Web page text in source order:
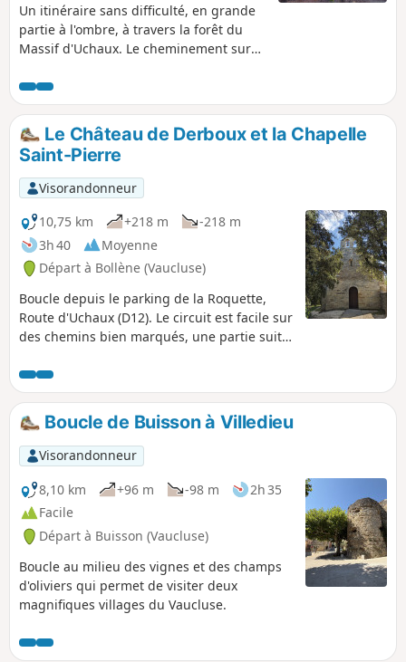
Un itinéraire sans difficulté, en grande
partie à l'ombre, à travers la forêt du
Massif d'Uchaux. Le cheminement sur
jusqu'à un ancien site d'extraction de
matières premières pour la fabrication
de produits réfractaires. Aux XIXe et XXe
siècles, la présence d'une argile
exceptionnelle a fait de Bollène un
grand centre industriel renommé. Les
vestiges d'un système de voies ferrées
et plans inclinés ainsi que des
bâtiments d'une ancienne usine sont
encore visibles. Le creusement de la
colline pour l'extraction de sable a laissé
des galeries toujours ouvertes et des
lacs comblent aujourd'hui les anciennes
carrières d'argile.
Le Château de Derboux et la Chapelle
Saint-Pierre
Visorandonneur
10,75 km
+218 m
-218 m
3h 40
Moyenne
Départ à Bollène (Vaucluse)
Boucle depuis le parking de la Roquette,
Route d'Uchaux (D12). Le circuit est facile sur
des chemins bien marqués, une partie suit
randonnée fait le tour de Derboux en
passant par les ruines de son château avec
une belle vue vers le Nord et le château de
Suze, pour ensuite aller jusqu’à la Chapelle
Saint-Pierre.
Boucle de Buisson à Villedieu
Visorandonneur
8,10 km
+96 m -98 m
2h 35
Facile
Départ à Buisson (Vaucluse)
Boucle au milieu des vignes et des champs
d'oliviers qui permet de visiter deux
magnifiques villages du Vaucluse.